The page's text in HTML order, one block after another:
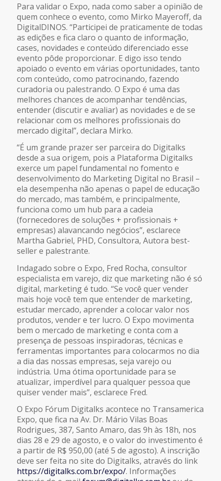
Para validar o Expo, nada como saber a opinião de
quem conhece o evento, como Mirko Mayeroff, da
DigitalDINOS. “Participei de praticamente de todas
as edições e fica claro o quanto de informação,
cases, novidades e conteúdo diferenciado esse
evento pôde proporcionar. E digo isso tendo
apoiado o evento em várias oportunidades, tanto
com conteúdo, como patrocinando, fazendo
curadoria ou palestrando. O Expo é uma das
melhores chances de acompanhar tendências,
entender (discutir e avaliar) as novidades e de se
relacionar com os melhores profissionais do
mercado digital”, declara Mirko.
“É um grande prazer ser parceira do Digitalks
desde a sua origem, pois a Plataforma Digitalks
exerce um papel fundamental no fomento e
desenvolvimento do Marketing Digital no Brasil –
ela desempenha não apenas o papel de educação
do mercado, mas também, e principalmente,
funciona como um hub para a cadeia
(fornecedores de soluções + profissionais +
empresas) alavancando negócios”, esclarece
Martha Gabriel, PHD, Consultora, Autora best-
seller e palestrante.
Indagado sobre o Expo, Fred Rocha, consultor
especialista em varejo, diz que marketing não é só
digital, marketing é tudo. “Se você quer vender
mais hoje você tem que entender de marketing,
estudar mercado, aprender a colocar valor nos
produtos, vender e ter lucro. O Expo movimenta
bem o mercado de marketing e conta com a
presença de pessoas inspiradoras, técnicas e
ferramentas importantes para colocarmos no dia
a dia das nossas empresas, seja varejo ou
indústria. Uma ótima oportunidade para se
atualizar, imperdível para qualquer pessoa que
quiser vender mais”, esclarece Fred.
O Expo Fórum Digitalks acontece no Transamerica
Expo, que fica na Av. Dr. Mário Vilas Boas
Rodrigues, 387, Santo Amaro, das 9h às 18h, nos
dias 28 e 29 de agosto, e o valor do investimento é
a partir de R$ 950,00 (até 5 de agosto). A inscrição
deve ser feita no site do Digitalks, através do link
https://digitalks.com.br/expo/. Informações